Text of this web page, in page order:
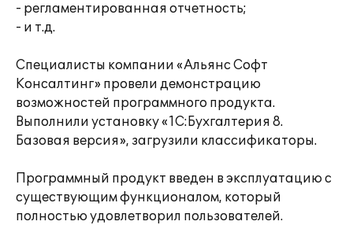
- регламентированная отчетность;
- и т.д.
Специалисты компании «Альянс Софт
Консалтинг» провели демонстрацию
возможностей программного продукта.
Выполнили установку «1С:Бухгалтерия 8.
Базовая версия», загрузили классификаторы.
Программный продукт введен в эксплуатацию с
существующим функционалом, который
полностью удовлетворил пользователей.